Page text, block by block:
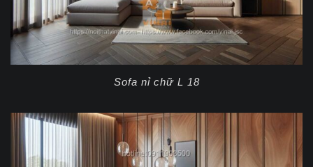
Sofa nỉ chữ L 18